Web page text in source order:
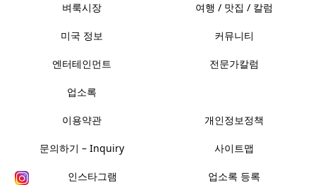
벼룩시장 여행 / 맛집 / 칼럼
미국 정보 커뮤니티
엔터테인먼트 전문가칼럼
업소록
이용약관 개인정보정책
문의하기 – Inquiry 사이트맵
인스타그램 업소록 등록